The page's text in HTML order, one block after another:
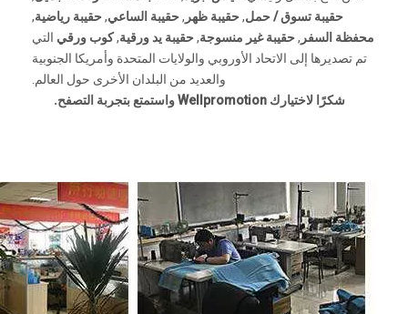
حقيبة تسوق / حمل,حقيبة ظهر ,حقيبة الساعي,حقيبة رياضية,
محفظة السفر ,حقيبة غير منسوجة,حقيبة يد ورقية,كوب ورقي التي
تم تصديرها إلى الاتحاد الأوروبي والولايات المتحدة وأمريكا الجنوبية
والعديد من البلدان الأخرى حول العالم.
شكرًا لاختيارك Wellpromotion واستمتع بتجربة التصفح.